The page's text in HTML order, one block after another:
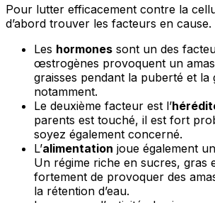
Pour lutter efficacement contre la
d’abord trouver les facteurs en cause.
Les hormones sont un des
œstrogènes provoquent un
graisses pendant la puberté et la
notamment.
Le deuxième facteur est l’
parents est touché, il est fort
soyez également concerné.
L’alimentation joue également
Un régime riche en sucres, gras
fortement de provoquer des
la rétention d’eau.